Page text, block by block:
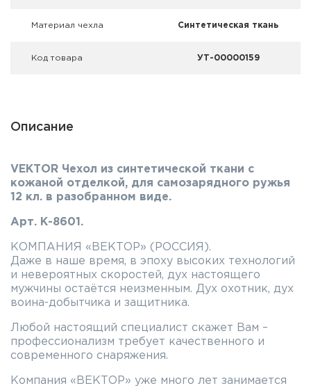
Комплекты
Материал чехла Синтетическая ткань
Код товара УТ-00000159
Описание
VEKTOR Чехол из синтетической ткани с
кожаной отделкой, для самозарядного ружья
12 кл. в разобранном виде.
Арт. К-8601.
КОМПАНИЯ «ВЕКТОР» (РОССИЯ).
Даже в наше время, в эпоху высоких технологий
и невероятных скоростей, дух настоящего
мужчины остаётся неизменным. Дух охотник, дух
воина-добытчика и защитника.
Любой настоящий специалист скажет Вам –
профессионализм требует качественного и
современного снаряжения.
Компания «ВЕКТОР» уже много лет занимается